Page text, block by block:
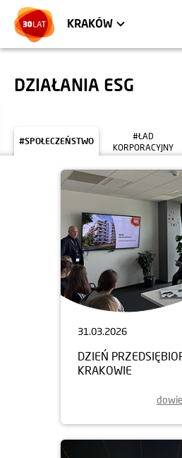
KRAKÓW
TRÓJMIASTO
LOKALE USŁUGOWE
DZIAŁANIA ESG
#SPOŁECZEŃSTWO
#ŁAD
KORPORACYJNY
31.03.2026
DZIEŃ
KRAKOWIE